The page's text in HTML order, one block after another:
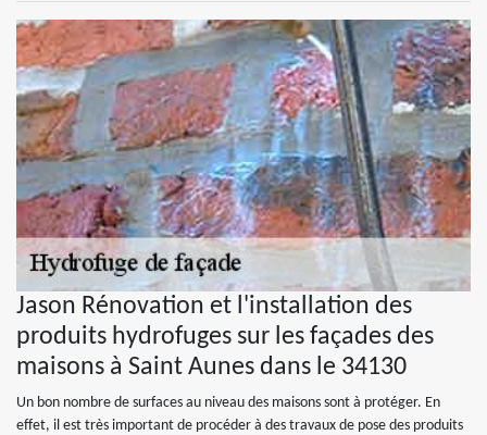
Jason Rénovation et l'installation des
produits hydrofuges sur les façades des
maisons à Saint Aunes dans le 34130
Un bon nombre de surfaces au niveau des maisons sont à protéger. En
effet, il est très important de procéder à des travaux de pose des produits